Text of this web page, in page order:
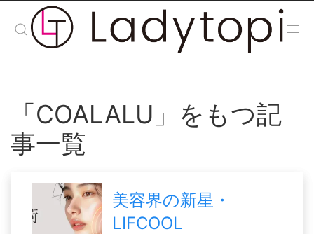
「COALALU」をもつ記
事一覧
美容界の新星・
LIFCOOL